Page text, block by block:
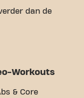
dan de
je
Maar wat ons
waarom
Workouts
& Core